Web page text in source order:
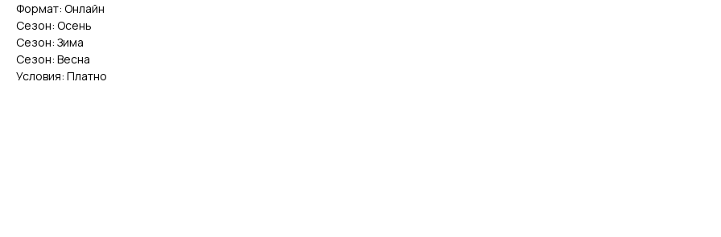
Формат: Онлайн
Сезон: Осень
Сезон: Зима
Сезон: Весна
Условия: Платно